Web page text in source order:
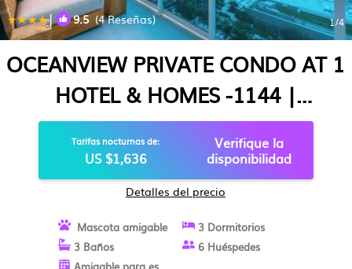
| 9.5(4 Reseñas) 1/4
OCEANVIEW PRIVATE CONDO AT 1
HOTEL & HOMES -1144 |
APARTAMENTO EN MIAMI BEACH
Tarifas nocturnas de:
US $1,636
Verifique la
disponibilidad
Detalles del precio
Mascota amigable
3 Dormitorios
3 Baños
6 Huéspedes